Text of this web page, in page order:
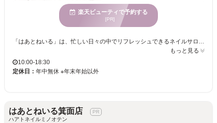
楽天ビューティで予約する
[PR]
「はあとねいる」は、忙しい日々の中でリフレッシュできるネイルサロンです。ふと手元を見るたびに気分が上がるようなデザインやカラーが豊富に揃っています。ネイルが特別な日だけでなく、日常を彩るものとして楽しめるよう、当サロンでは料金が明確な定額制を採用しています。これにより安心して毎月通っていただけます。幅広いデザインがあり、ご新規様や1ヶ月以内のリピートでオフ代がずっと無料の特典も♪住道駅すぐの便利な立地で、お仕事帰りやお買い物の合間にも気軽に立ち寄れます。「はあとねいる」で、日々の小さな“可愛い”を見つけてみませんか？トレンドのニュアンスネイルからシンプルなデザインまで、お手頃価格でネイルデビューにも最適です。最新のトレンドから定番デザインまで300種類以上のサンプルをご用意しておりますので、毎月新しいデザインをリーズナブルに楽しんでください。
もっと見る
10:00-18:30
定休日： 年中無休 ※年末年始以外
はあとねいる箕面店
ハアトネイルミノオテン